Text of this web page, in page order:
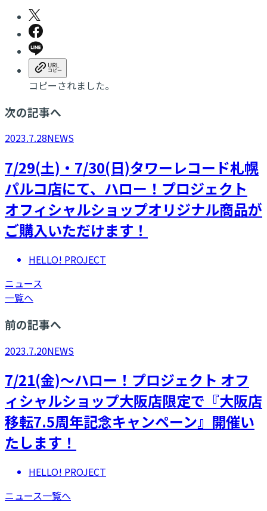
コピーされました。
次の記事へ
2023.7.28NEWS
7/29(土)・7/30(日)タワーレコード札幌
パルコ店にて、ハロー！プロジェクト
オフィシャルショップオリジナル商品が
ご購入いただけます！
HELLO! PROJECT
ニュース
一覧へ
前の記事へ
2023.7.20NEWS
7/21(金)～ハロー！プロジェクト オフ
ィシャルショップ大阪店限定で『大阪店
移転7.5周年記念キャンペーン』開催い
たします！
HELLO! PROJECT
ニュース一覧へ